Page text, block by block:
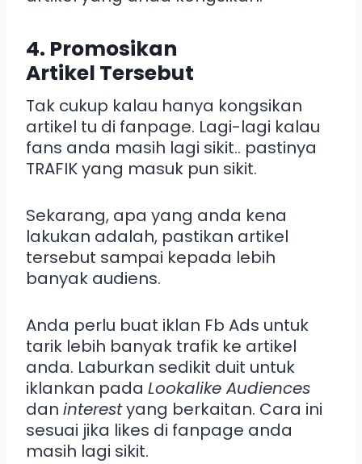
4. Promosikan
Artikel Tersebut
Tak cukup kalau hanya kongsikan
artikel tu di fanpage. Lagi-lagi kalau
fans anda masih lagi sikit.. pastinya
TRAFIK yang masuk pun sikit.
Sekarang, apa yang anda kena
lakukan adalah, pastikan artikel
tersebut sampai kepada lebih
banyak audiens.
Anda perlu buat iklan Fb Ads untuk
tarik lebih banyak trafik ke artikel
anda. Laburkan sedikit duit untuk
iklankan pada Lookalike Audiences
dan interestyang berkaitan. Cara ini
sesuai jika likes di fanpage anda
masih lagi sikit.